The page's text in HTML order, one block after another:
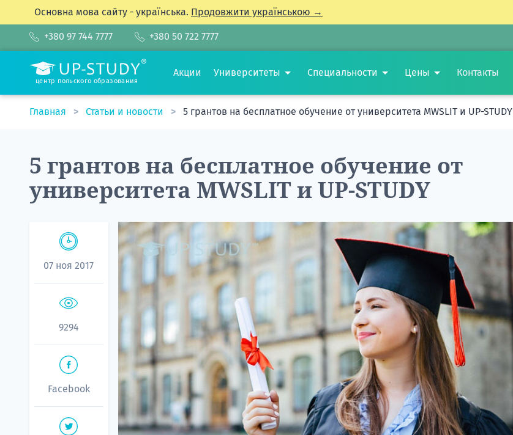
Основна мова сайту - українська. Продовжити українською →
+380 97 744 7777 +380 50 722 7777
центр польского образования
Акции Университеты Специальности Цены Контакты
Главная Статьи и новости 5 грантов на бесплатное обучение от университета MWSLIT и UP-STUDY
5 грантов на бесплатное обучение от
университета MWSLIT и UP-STUDY
07 ноя 2017
9294
Facebook